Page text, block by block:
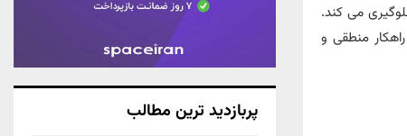
می‌ کند.
منطقی و
پربازدید ترین مطالب